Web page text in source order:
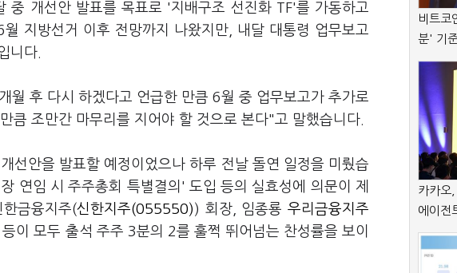
중 개선안 발표를 목표로 '지배구조 선진화 TF'를 가동하고
지방선거 이후 전망까지 나왔지만, 내달 대통령 업무보고
니다.
월 후 다시 하겠다고 언급한 만큼 6월 중 업무보고가 추가로
큼 조만간 마무리를 지어야 할 것으로 본다"고 말했습니다.
선안을 발표할 예정이었으나 하루 전날 돌연 일정을 미뤘습
연임 시 주주총회 특별결의' 도입 등의 실효성에 의문이 제
금융지주(신한지주(055550) ) 회장, 임종룡 우리금융지주
이 모두 출석 주주 3분의 2를 훌쩍 뛰어넘는 찬성률을 보이
비트코
분' 기
카카오
에이전